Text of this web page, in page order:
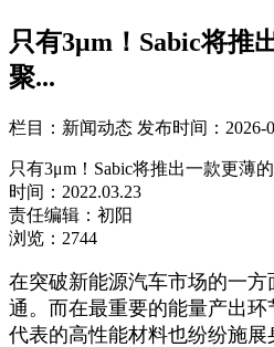
只有3μm！Sabic将推
聚...
栏目：新闻动态 发布时间：2026-
只有3μm！Sabic将推出一款更薄
时间：2022.03.23
责任编辑：初阳
浏览：2744
在突破新能源汽车市场的一
通。而在最重要的能量产出
代表的高性能材料也纷纷施展